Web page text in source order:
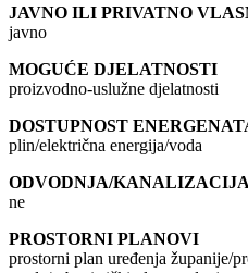
JAVNO ILI PRIVATNO
javno
MOGUĆE DJELATNOSTI
proizvodno-uslužne djelatnosti
DOSTUPNOST
plin/električna energija/voda
ODVODNJA/KANALIZACIJA
ne
PROSTORNI PLANOVI
prostorni plan uređenja županije/